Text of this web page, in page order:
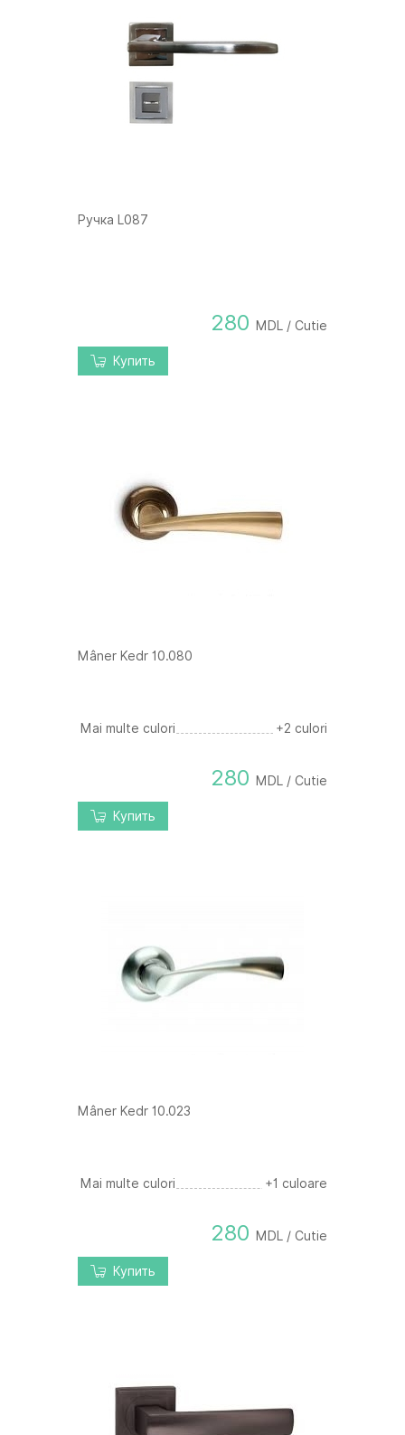
Ручка L087
280 MDL / Cutie
Купить
Mâner Kedr 10.080
Mai multe culori +2 culori
280 MDL / Cutie
Купить
Mâner Kedr 10.023
Mai multe culori +1 culoare
280 MDL / Cutie
Купить